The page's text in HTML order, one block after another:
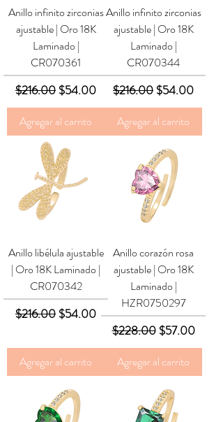
Anillo infinito zirconias
ajustable | Oro 18K
Laminado |
CR070361
Precio
$216.00 Precio de oferta
$54.00
Agregar al carrito
Anillo infinito zirconias
ajustable | Oro 18K
Laminado |
CR070344
Precio
$216.00 Precio de oferta
$54.00
Agregar al carrito
Anillo libélula ajustable
| Oro 18K Laminado |
CR070342
Precio
$216.00 Precio de oferta
$54.00
Agregar al carrito
Anillo corazón rosa
ajustable | Oro 18K
Laminado |
HZR0750297
Precio
$228.00 Precio de
$57.00
Agregar al carrito